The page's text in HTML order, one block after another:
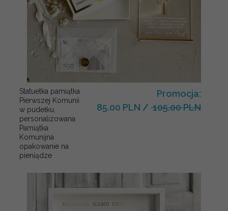
Statuetka pamiątka
Pierwszej Komunii
w pudełku,
personalizowana
Pamiątka
Komunijna
opakowanie na
pieniądze
Promocja:
85.00 PLN / 105.00 PLN